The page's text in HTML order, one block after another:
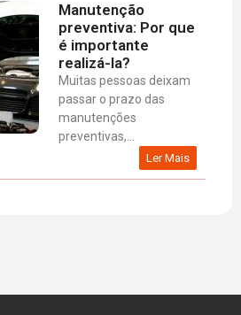
Manutenção
preventiva: Por que
é importante
realizá-la?
Muitas pessoas deixam
passar o prazo das
manutenções
preventivas,...
Ler Mais